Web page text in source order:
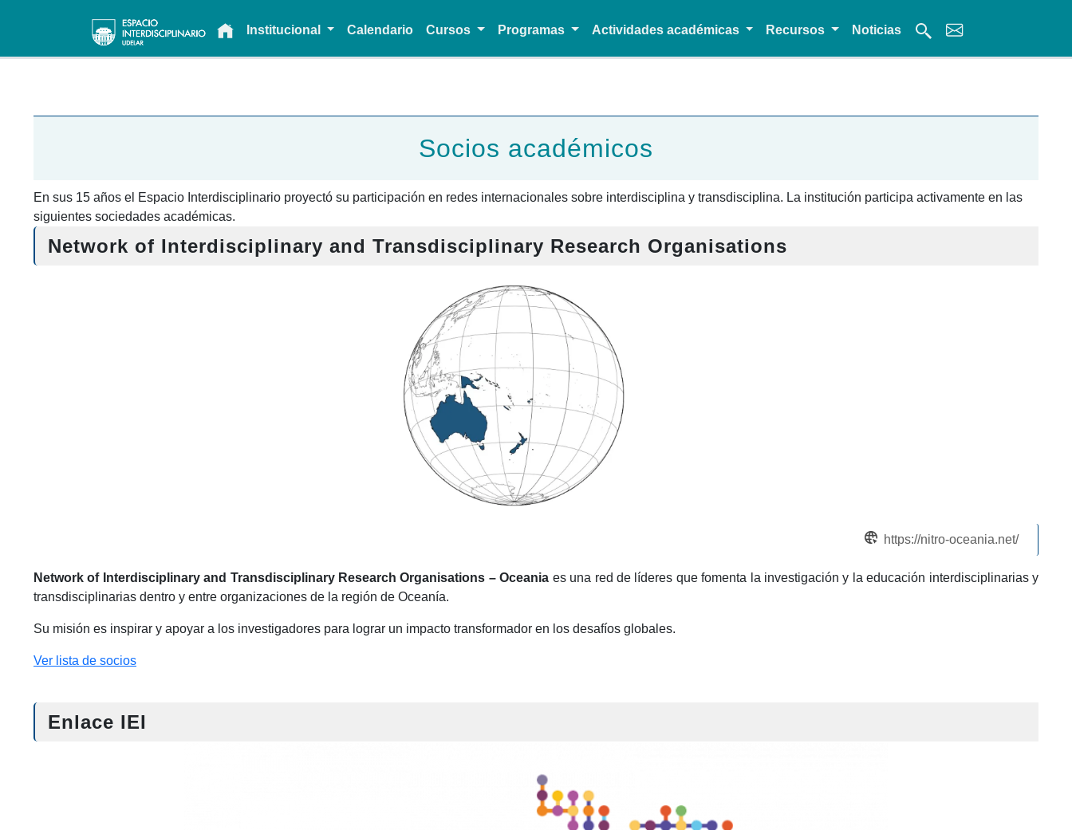
Main navigationInstitucional Calendario Cursos Programas Actividades académicas Recursos Noticias
Socios académicos
En sus 15 años el Espacio Interdisciplinario proyectó su participación en redes internacionales sobre interdisciplina y transdisciplina. La institución participa activamente en las
siguientes sociedades académicas.
Network of Interdisciplinary and Transdisciplinary Research Organisations
https://nitro-oceania.net/
Network of Interdisciplinary and Transdisciplinary Research Organisations – Oceania es una red de líderes que fomenta la investigación y la educación interdisciplinarias y
transdisciplinarias dentro y entre organizaciones de la región de Oceanía.
Su misión es inspirar y apoyar a los investigadores para lograr un impacto transformador en los desafíos globales.
Ver lista de socios
Enlace IEI